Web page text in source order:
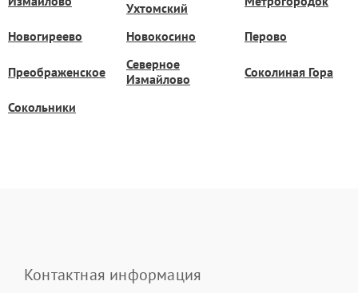
Ухтомский
Новогиреево Новокосино Перово
Преображенское
Северное
Измайлово
Соколиная Гора
Сокольники
Контактная информация